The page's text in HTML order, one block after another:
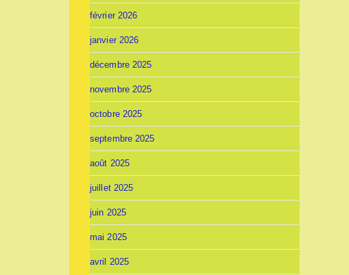
février 2026
janvier 2026
décembre 2025
novembre 2025
octobre 2025
septembre 2025
août 2025
juillet 2025
juin 2025
mai 2025
avril 2025